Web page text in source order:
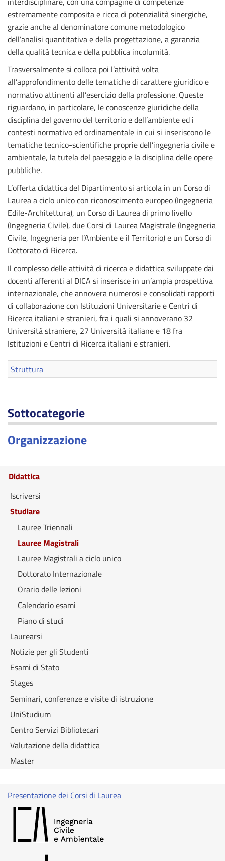
estremamente composita e ricca di potenzialità sinergiche,
grazie anche al denominatore comune metodologico
dell’analisi quantitativa e della progettazione, a garanzia
della qualità tecnica e della pubblica incolumità.
Trasversalmente si colloca poi l’attività volta
all’approfondimento delle tematiche di carattere giuridico e
normativo attinenti all’esercizio della professione. Queste
riguardano, in particolare, le conoscenze giuridiche della
disciplina del governo del territorio e dell’ambiente ed i
contesti normativo ed ordinamentale in cui si inseriscono le
tematiche tecnico-scientifiche proprie dell’ingegneria civile e
ambientale, la tutela del paesaggio e la disciplina delle opere
pubbliche.
L’offerta didattica del Dipartimento si articola in un Corso di
Laurea a ciclo unico con riconoscimento europeo (Ingegneria
Edile-Architettura), un Corso di Laurea di primo livello
(Ingegneria Civile), due Corsi di Laurea Magistrale (Ingegneria
Civile, Ingegneria per l’Ambiente e il Territorio) e un Corso di
Dottorato di Ricerca.
Il complesso delle attività di ricerca e didattica sviluppate dai
docenti afferenti al DICA si inserisce in un’ampia prospettiva
internazionale, che annovera numerosi e consolidati rapporti
di collaborazione con Istituzioni Universitarie e Centri di
Ricerca italiani e stranieri, fra i quali si annoverano 32
Università straniere, 27 Università italiane e 18 fra
Istituzioni e Centri di Ricerca italiani e stranieri.
Struttura
Sottocategorie
Organizzazione
Didattica
Iscriversi
Studiare
Lauree Triennali
Lauree Magistrali
Lauree Magistrali a ciclo unico
Dottorato Internazionale
Orario delle lezioni
Calendario esami
Piano di studi
Laurearsi
Notizie per gli Studenti
Esami di Stato
Stages
Seminari, conferenze e visite di istruzione
UniStudium
Centro Servizi Bibliotecari
Valutazione della didattica
Master
Presentazione dei Corsi di Laurea